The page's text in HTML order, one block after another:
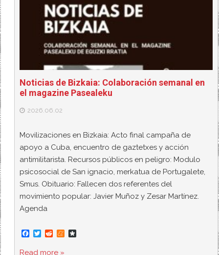
Noticias de Bizkaia: Colaboración semanal en
el magazine Pasealeku
2026.06.02
Movilizaciones en Bizkaia: Acto final campaña de
apoyo a Cuba, encuentro de gaztetxes y acción
antimilitarista. Recursos públicos en peligro: Modulo
psicosocial de San ignacio, merkatua de Portugalete,
Smus. Obituario: Fallecen dos referentes del
movimiento popular: Javier Muñoz y Zesar Martínez.
Agenda
F
c
T
i
R
d
M
Read more »